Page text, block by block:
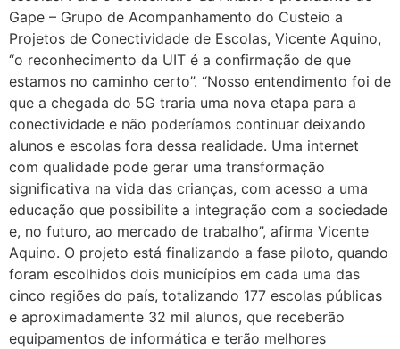
Gape – Grupo de Acompanhamento do Custeio a
Projetos de Conectividade de Escolas, Vicente Aquino,
“o reconhecimento da UIT é a confirmação de que
estamos no caminho certo”. “Nosso entendimento foi de
que a chegada do 5G traria uma nova etapa para a
conectividade e não poderíamos continuar deixando
alunos e escolas fora dessa realidade. Uma internet
com qualidade pode gerar uma transformação
significativa na vida das crianças, com acesso a uma
educação que possibilite a integração com a sociedade
e, no futuro, ao mercado de trabalho”, afirma Vicente
Aquino. O projeto está finalizando a fase piloto, quando
foram escolhidos dois municípios em cada uma das
cinco regiões do país, totalizando 177 escolas públicas
e aproximadamente 32 mil alunos, que receberão
equipamentos de informática e terão melhores